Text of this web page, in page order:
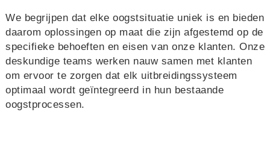
We begrijpen dat elke oogstsituatie uniek is en bieden
daarom oplossingen op maat die zijn afgestemd op de
specifieke behoeften en eisen van onze klanten. Onze
deskundige teams werken nauw samen met klanten
om ervoor te zorgen dat elk uitbreidingssysteem
optimaal wordt geïntegreerd in hun bestaande
oogstprocessen.